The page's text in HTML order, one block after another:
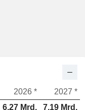
2026 *
2027 *
6,27 Mrd.
7,19 Mrd.